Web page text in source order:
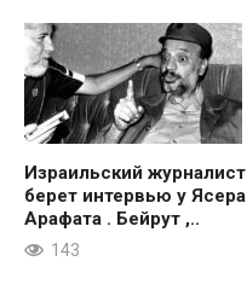
Израильский журналист
берет интервью у Ясера
Арафата . Бейрут ,..
143